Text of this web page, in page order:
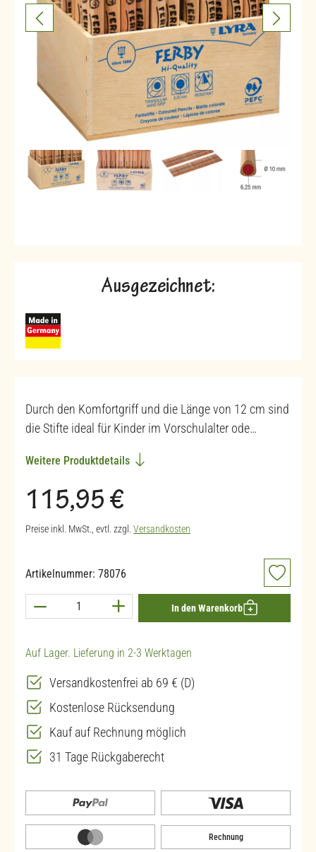
Ausgezeichnet:
Durch den Komfortgriff und die Länge von 12 cm sind
die Stifte ideal für Kinder im Vorschulalter ode…
Weitere Produktdetails
Regulärer Preis:
115,95 €
Preise inkl. MwSt., evtl. zzgl. Versandkosten
Artikelnummer: 78076
Produkt Anzahl: Gib den gewünschten Wert
In den Warenkorb
Auf Lager. Lieferung in 2-3 Werktagen
Versandkostenfrei ab 69 € (D)
Kostenlose Rücksendung
Kauf auf Rechnung möglich
31 Tage Rückgaberecht
Rechnung